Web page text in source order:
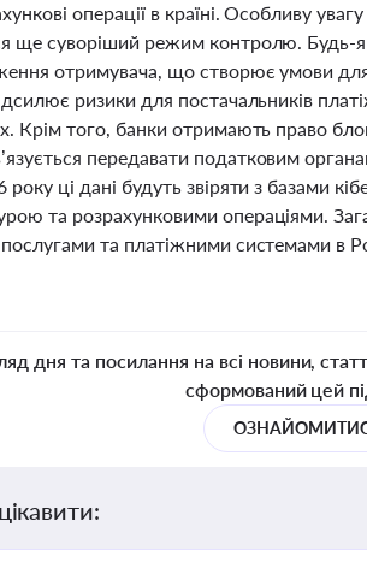
операції в країні. Особливу
ще суворіший режим контролю. Будь-
отримувача, що створює умови для
ризики для постачальників
Крім того, банки отримають право
передавати податковим
ці дані будуть звіряти з базами
та розрахунковими операціями.
та платіжними системами в
дня та посилання на всі новини,
сформований цей